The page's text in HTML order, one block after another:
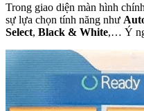
Trong giao diện màn hình
sự lựa chọn tính năng như
Select, Black & White,… Ý